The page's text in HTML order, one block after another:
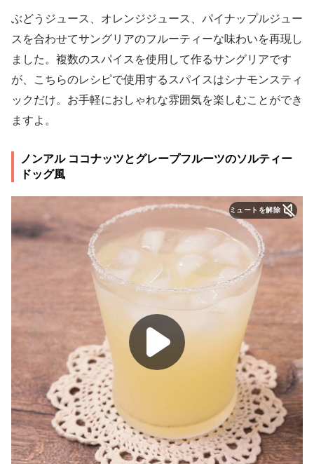
ぶどうジュース、オレンジジュース、パイナップルジュー
スを合わせてサングリアのフルーティーな味わいを再現し
ました。複数のスパイスを使用して作るサングリアです
が、こちらのレシピで使用するスパイスはシナモンスティ
ックだけ。お手軽におしゃれな雰囲気を楽しむことができ
ますよ。
ノンアル ココナッツとグレープフルーツのソルティー
ドッグ風
ミュートを解除